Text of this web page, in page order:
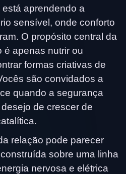
aprendendo a
sensível, onde conforto
O propósito central da
é apenas nutrir ou
formas criativas de
são convidados a
quando a segurança
de crescer de
relação pode parecer
sobre uma linha
nervosa e elétrica